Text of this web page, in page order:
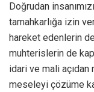
Doğrudan
tamahkarlığa izin
hareket edenlerin
muhterislerin de
idari ve mali
meseleyi çözüme